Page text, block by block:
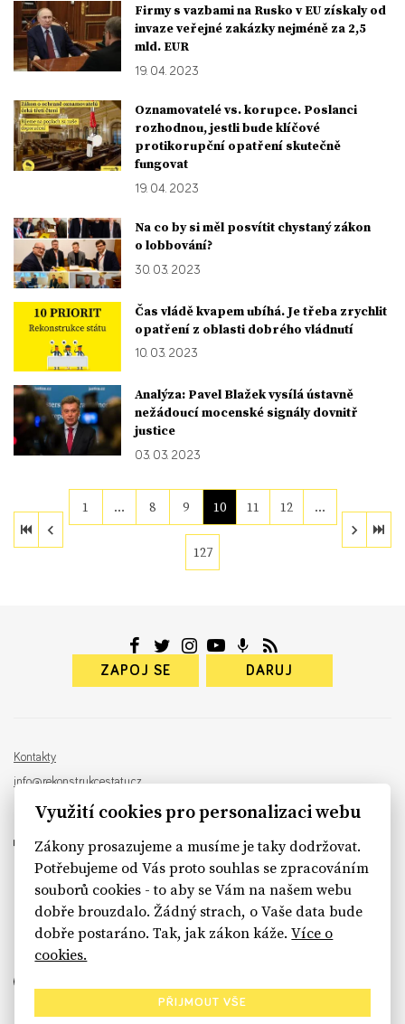
Firmy s vazbami na Rusko v EU získaly od
invaze veřejné zakázky nejméně za 2,5
mld. EUR
19. 04. 2023
Oznamovatelé vs. korupce. Poslanci
rozhodnou, jestli bude klíčové
protikorupční opatření skutečně
fungovat
19. 04. 2023
Na co by si měl posvítit chystaný zákon
o lobbování?
30. 03. 2023
Čas vládě kvapem ubíhá. Je třeba zrychlit
opatření z oblasti dobrého vládnutí
10. 03. 2023
Analýza: Pavel Blažek vysílá ústavně
nežádoucí mocenské signály dovnitř
justice
03. 03. 2023
1 … 8 9 10 11 12 …
127
ZAPOJ SE DARUJ
Kontakty
info@rekonstrukcestatu.cz
Návrh a vývoj: Sinfin , ilustrace:
sinfin.digital
Využití cookies pro personalizaci webu
Zákony prosazujeme a musíme je taky dodržovat.
Potřebujeme od Vás proto souhlas se zpracováním
souborů cookies - to aby se Vám na našem webu
dobře brouzdalo. Žádný strach, o Vaše data bude
dobře postaráno. Tak, jak zákon káže.Více o
cookies.
PŘIJMOUT VŠE